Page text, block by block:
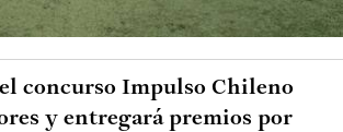
concurso Impulso Chileno
y entregará premios por